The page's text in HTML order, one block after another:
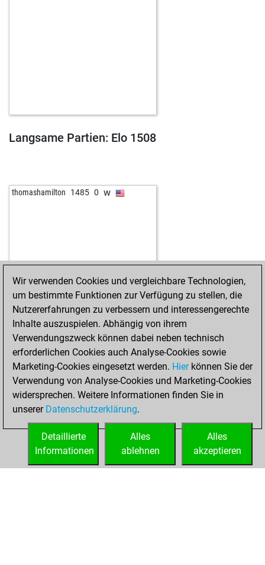
Langsame Partien: Elo 1508
thomashamilton 1485 0 w
STARTSEITE ERFOLGE
Wir verwenden Cookies und vergleichbare Technologien,
um bestimmte Funktionen zur Verfügung zu stellen, die
Nutzererfahrungen zu verbessern und interessengerechte
Inhalte auszuspielen. Abhängig von ihrem
Verwendungszweck können dabei neben technisch
erforderlichen Cookies auch Analyse-Cookies sowie
Marketing-Cookies eingesetzt werden. Hierkönnen Sie der
Verwendung von Analyse-Cookies und Marketing-Cookies
widersprechen. Weitere Informationen finden Sie in
unserer Datenschutzerklärung.
Alles
akzeptieren
Alles
ablehnen
Detaillierte
Informationen